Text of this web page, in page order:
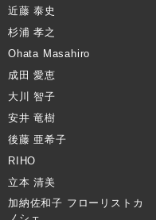
近藤 泰史
杉浦 孝之
Ohata Masahiro
成田 愛恵
大川 智子
安井 竜樹
後藤 亜希子
RIHO
立本 清美
加納佐和子 フローリストカ